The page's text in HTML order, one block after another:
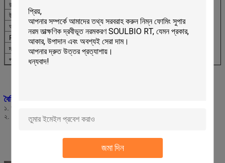
জমা দিন
রাসায়নিক গঠন
উপস্থিতি
সাদা ইমালসন
আয়নীয়তা
নন-আয়নিক
PH মান
৫.৫ ~ ৭.৫
দ্রবণীয়তা
যেকোনো অনুপাতে জলে দ্রবণীয়
প্যাকিং
বৈশিষ্ট্য:
১. ভালো নরম এবং অ্যান্টিস্ট্যাটিক বৈশিষ্ট্য।
২. অন্যান্য সহায়ক পদার্থের সাথে ভালো হাইড্রোফিলিক এবং সামঞ্জস্যপূর্ণতা।